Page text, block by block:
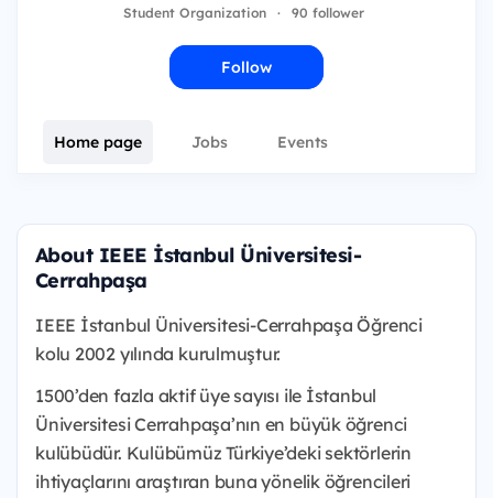
Student Organization · 90 follower
Follow
Home page Jobs Events
About IEEE İstanbul Üniversitesi-
Cerrahpaşa
IEEE İstanbul Üniversitesi-Cerrahpaşa Öğrenci
kolu 2002 yılında kurulmuştur.
1500’den fazla aktif üye sayısı ile İstanbul
Üniversitesi Cerrahpaşa’nın en büyük öğrenci
kulübüdür. Kulübümüz Türkiye’deki sektörlerin
ihtiyaçlarını araştıran buna yönelik öğrencileri